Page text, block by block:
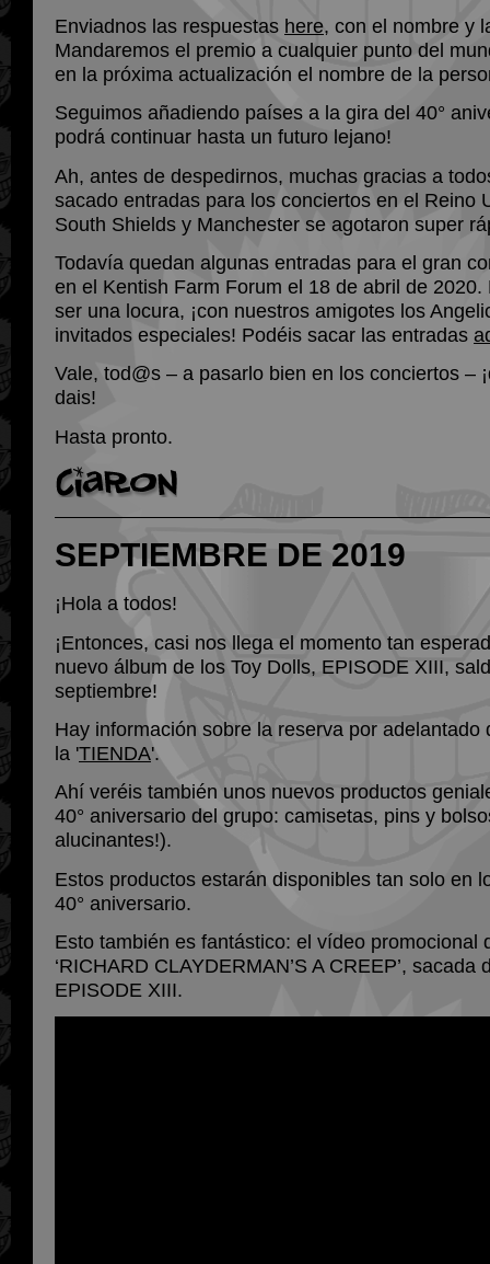
Enviadnos las respuestas here, con el nombre y
Mandaremos el premio a cualquier punto del
en la próxima actualización el nombre de la
Seguimos añadiendo países a la gira del 40°
podrá continuar hasta un futuro lejano!
Ah, antes de despedirnos, muchas gracias a
sacado entradas para los conciertos en el Reino
South Shields y Manchester se agotaron super
Todavía quedan algunas entradas para el gran
en el Kentish Farm Forum el 18 de abril de 2020.
ser una locura, ¡con nuestros amigotes los
invitados especiales! Podéis sacar las entradas
Vale, tod@s – a pasarlo bien en los conciertos –
dais!
Hasta pronto.
SEPTIEMBRE DE 2019
¡Hola a todos!
¡Entonces, casi nos llega el momento tan
nuevo álbum de los Toy Dolls, EPISODE XIII,
septiembre!
Hay información sobre la reserva por adelantado
la 'TIENDA'.
Ahí veréis también unos nuevos productos
40° aniversario del grupo: camisetas, pins y
alucinantes!).
Estos productos estarán disponibles tan solo en
40° aniversario.
Esto también es fantástico: el vídeo promocional
‘RICHARD CLAYDERMAN’S A CREEP’, sacada
EPISODE XIII.